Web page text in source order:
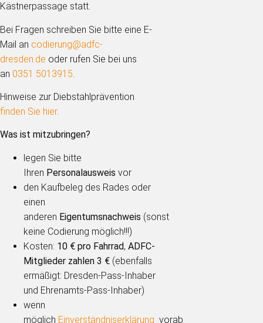
Kästnerpassage statt.
Bei Fragen schreiben Sie bitte eine E-
Mail an codierung@adfc-
dresden.de oder rufen Sie bei uns
an 0351 5013915
Hinweise zur Diebstahlprävention
finden Sie hier.
Was ist mitzubringen?
legen Sie bitte
Ihren Personalausweis vor
den Kaufbeleg des Rades oder
einen
anderen Eigentumsnachweis (sonst
keine Codierung möglich!!!)
Kosten: 10 € pro Fahrrad, ADFC-
Mitglieder zahlen 3 € (ebenfalls
ermäßigt: Dresden-Pass-Inhaber
und Ehrenamts-Pass-Inhaber)
wenn
möglich Einverständniserklärung vorab